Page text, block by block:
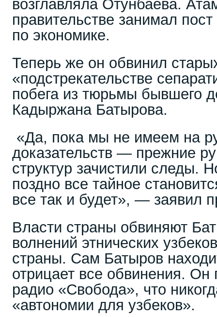
возглавляла Отунбаева.
правительстве занимал
по экономике.
Теперь же он обвинил
«подстрекательстве
побега из тюрьмы бывшего
Кадыржана Батырова.
«Да, пока мы не имеем на
доказательств — прежние
структур зачистили следы.
поздно все тайное
все так и будет», — заявил
Власти страны обвиняют
волнений этнических
страны. Сам Батыров
отрицает все обвинения. Он
радио «Свобода», что
«автономии для узбеков».